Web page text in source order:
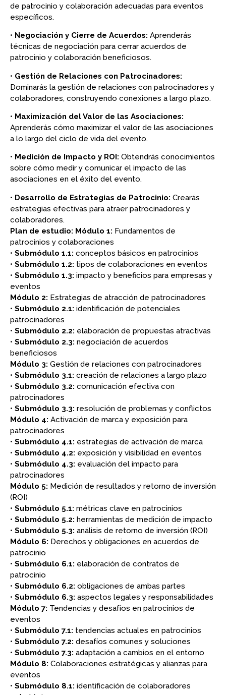
de patrocinio y colaboración adecuadas para eventos
específicos.
• Negociación y Cierre de Acuerdos: Aprenderás
técnicas de negociación para cerrar acuerdos de
patrocinio y colaboración beneficiosos.
• Gestión de Relaciones con Patrocinadores:
Dominarás la gestión de relaciones con patrocinadores y
colaboradores, construyendo conexiones a largo plazo.
• Maximización del Valor de las Asociaciones:
Aprenderás cómo maximizar el valor de las asociaciones
a lo largo del ciclo de vida del evento.
• Medición de Impacto y ROI: Obtendrás conocimientos
sobre cómo medir y comunicar el impacto de las
asociaciones en el éxito del evento.
• Desarrollo de Estrategias de Patrocinio: Crearás
estrategias efectivas para atraer patrocinadores y
colaboradores.
Plan de estudio: Módulo 1: Fundamentos de
patrocinios y colaboraciones
• Submódulo 1.1: conceptos básicos en patrocinios
• Submódulo 1.2: tipos de colaboraciones en eventos
• Submódulo 1.3: impacto y beneficios para empresas y
eventos
Módulo 2: Estrategias de atracción de patrocinadores
• Submódulo 2.1: identificación de potenciales
patrocinadores
• Submódulo 2.2: elaboración de propuestas atractivas
• Submódulo 2.3: negociación de acuerdos
beneficiosos
Módulo 3: Gestión de relaciones con patrocinadores
• Submódulo 3.1: creación de relaciones a largo plazo
• Submódulo 3.2: comunicación efectiva con
patrocinadores
• Submódulo 3.3: resolución de problemas y conflictos
Módulo 4: Activación de marca y exposición para
patrocinadores
• Submódulo 4.1: estrategias de activación de marca
• Submódulo 4.2: exposición y visibilidad en eventos
• Submódulo 4.3: evaluación del impacto para
patrocinadores
Módulo 5: Medición de resultados y retorno de inversión
(ROI)
• Submódulo 5.1: métricas clave en patrocinios
• Submódulo 5.2: herramientas de medición de impacto
• Submódulo 5.3: análisis de retorno de inversión (ROI)
Módulo 6: Derechos y obligaciones en acuerdos de
patrocinio
• Submódulo 6.1: elaboración de contratos de
patrocinio
• Submódulo 6.2: obligaciones de ambas partes
• Submódulo 6.3: aspectos legales y responsabilidades
Módulo 7: Tendencias y desafíos en patrocinios de
eventos
• Submódulo 7.1: tendencias actuales en patrocinios
• Submódulo 7.2: desafíos comunes y soluciones
• Submódulo 7.3: adaptación a cambios en el entorno
Módulo 8: Colaboraciones estratégicas y alianzas para
eventos
• Submódulo 8.1: identificación de colaboradores